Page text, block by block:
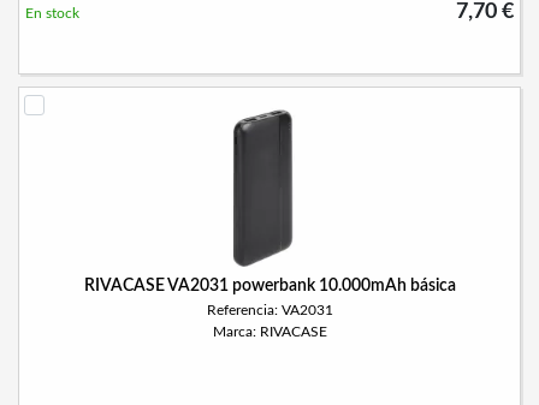
7,70 €
En stock
RIVACASE VA2031 powerbank 10.000mAh básica
Referencia: VA2031
Marca: RIVACASE